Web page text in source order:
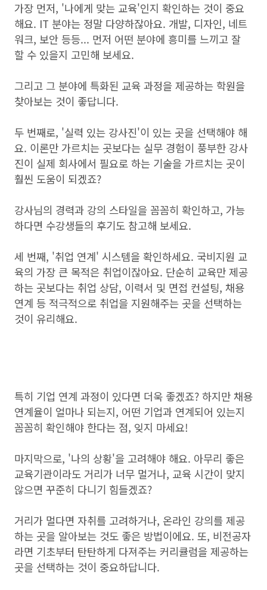
가장 먼저, '나에게 맞는 교육'인지 확인하는 것이 중요
해요. IT 분야는 정말 다양하잖아요. 개발, 디자인, 네트
워크, 보안 등등... 먼저 어떤 분야에 흥미를 느끼고 잘
할 수 있을지 고민해 보세요.
그리고 그 분야에 특화된 교육 과정을 제공하는 학원을
찾아보는 것이 좋답니다.
두 번째로, '실력 있는 강사진'이 있는 곳을 선택해야 해
요. 이론만 가르치는 곳보다는 실무 경험이 풍부한 강사
진이 실제 회사에서 필요로 하는 기술을 가르치는 곳이
훨씬 도움이 되겠죠?
강사님의 경력과 강의 스타일을 꼼꼼히 확인하고, 가능
하다면 수강생들의 후기도 참고해 보세요.
세 번째, '취업 연계' 시스템을 확인하세요. 국비지원 교
육의 가장 큰 목적은 취업이잖아요. 단순히 교육만 제공
하는 곳보다는 취업 상담, 이력서 및 면접 컨설팅, 채용
연계 등 적극적으로 취업을 지원해주는 곳을 선택하는
것이 유리해요.
특히 기업 연계 과정이 있다면 더욱 좋겠죠? 하지만 채용
연계율이 얼마나 되는지, 어떤 기업과 연계되어 있는지
꼼꼼히 확인해야 한다는 점, 잊지 마세요!
마지막으로, '나의 상황'을 고려해야 해요. 아무리 좋은
교육기관이라도 거리가 너무 멀거나, 교육 시간이 맞지
않으면 꾸준히 다니기 힘들겠죠?
거리가 멀다면 자취를 고려하거나, 온라인 강의를 제공
하는 곳을 알아보는 것도 좋은 방법이에요. 또, 비전공자
라면 기초부터 탄탄하게 다져주는 커리큘럼을 제공하는
곳을 선택하는 것이 중요하답니다.